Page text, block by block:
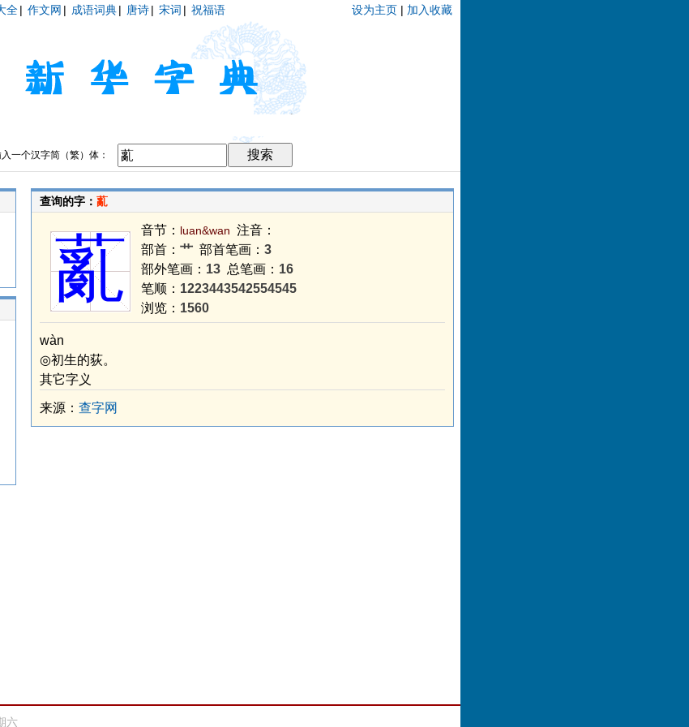
全| 作文网 | 成语词典| 唐诗| 宋词 | 祝福语 设为主页 | 加入收藏
一个汉字简（繁）体：
查询的字： 薍
薍 音节： luan&wan 注音：
部首： 艹 部首笔画： 3
部外笔画： 13 总笔画： 16
笔顺： 1223443542554545
浏览： 1560
wàn
◎初生的荻。
其它字义
来源： 查字网
六